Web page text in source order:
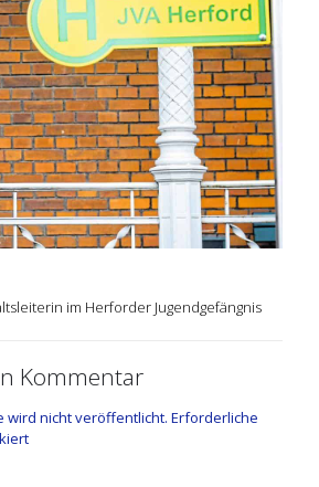
im Herforder Jugendgefängnis
Kommentar
wird nicht veröffentlicht. Erforderliche